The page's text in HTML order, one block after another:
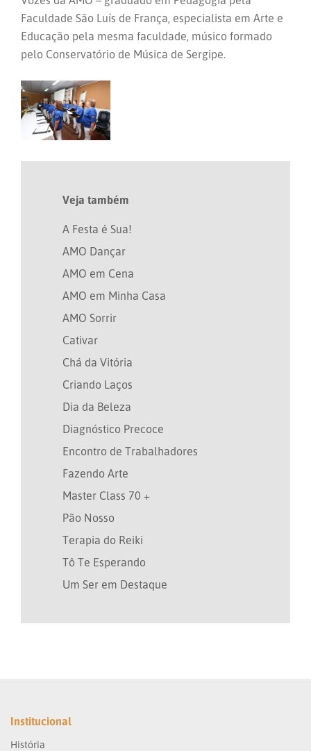
Faculdade São Luís de França, especialista em Arte e
Educação pela mesma faculdade, músico formado
pelo Conservatório de Música de Sergipe.
Veja também
A Festa é Sua!
AMO Dançar
AMO em Cena
AMO em Minha Casa
AMO Sorrir
Cativar
Chá da Vitória
Criando Laços
Dia da Beleza
Diagnóstico Precoce
Encontro de Trabalhadores
Fazendo Arte
Master Class 70 +
Pão Nosso
Terapia do Reiki
Tô Te Esperando
Um Ser em Destaque
Institucional
História